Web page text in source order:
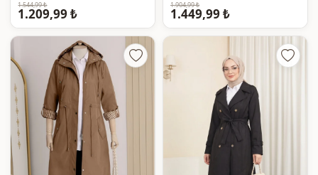
1.544,99 ₺
1.209,99 ₺
1.904,99 ₺
1.449,99 ₺